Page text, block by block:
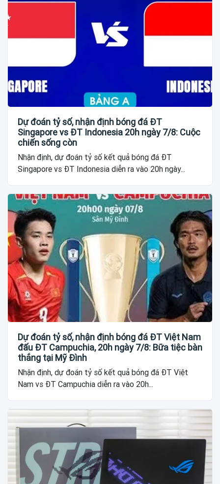
Dự đoán tỷ số, nhận định bóng đá ĐT
Singapore vs ĐT Indonesia 20h ngày 7/8: Cuộc
chiến sống còn
Nhận định, dự đoán tỷ số kết quả bóng đá ĐT
Singapore vs ĐT Indonesia diễn ra vào 20h ngày...
Dự đoán tỷ số, nhận định bóng đá ĐT Việt Nam
đấu ĐT Campuchia, 20h ngày 7/8: Bữa tiệc bàn
thắng tại Mỹ Đình
Nhận định, dự đoán tỷ số kết quả bóng đá ĐT Việt
Nam vs ĐT Campuchia diễn ra vào 20h...